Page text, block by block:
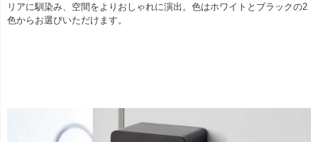
リアに馴染み、空間をよりおしゃれに演出。色はホワイトとブラックの2
色からお選びいただけます。